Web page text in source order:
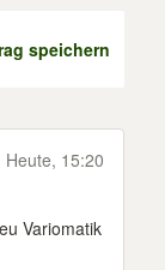
speichern
Heute, 15:20
Variomatik